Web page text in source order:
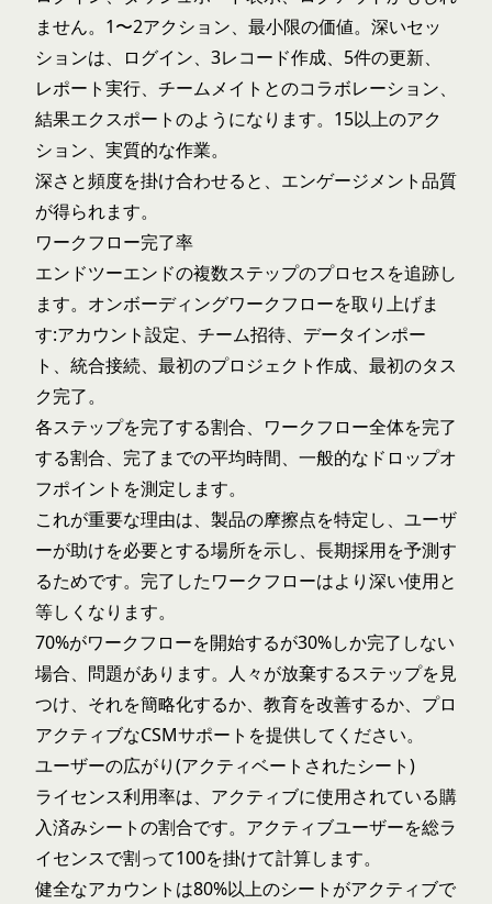
ません。1〜2アクション、最小限の価値。深いセッ
ションは、ログイン、3レコード作成、5件の更新、
レポート実行、チームメイトとのコラボレーション、
結果エクスポートのようになります。15以上のアク
ション、実質的な作業。
深さと頻度を掛け合わせると、エンゲージメント品質
が得られます。
ワークフロー完了率
エンドツーエンドの複数ステップのプロセスを追跡し
ます。オンボーディングワークフローを取り上げま
す:アカウント設定、チーム招待、データインポー
ト、統合接続、最初のプロジェクト作成、最初のタス
ク完了。
各ステップを完了する割合、ワークフロー全体を完了
する割合、完了までの平均時間、一般的なドロップオ
フポイントを測定します。
これが重要な理由は、製品の摩擦点を特定し、ユーザ
ーが助けを必要とする場所を示し、長期採用を予測す
るためです。完了したワークフローはより深い使用と
等しくなります。
70%がワークフローを開始するが30%しか完了しない
場合、問題があります。人々が放棄するステップを見
つけ、それを簡略化するか、教育を改善するか、プロ
アクティブなCSMサポートを提供してください。
ユーザーの広がり(アクティベートされたシート)
ライセンス利用率は、アクティブに使用されている購
入済みシートの割合です。アクティブユーザーを総ラ
イセンスで割って100を掛けて計算します。
健全なアカウントは80%以上のシートがアクティブで